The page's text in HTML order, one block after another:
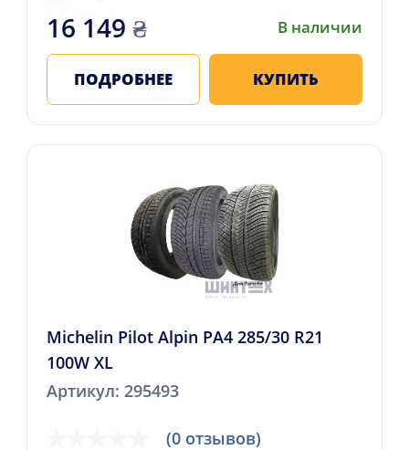
16 149 ₴ В наличии
ПОДРОБНЕЕ КУПИТЬ
Michelin Pilot Alpin PA4 285/30 R21
100W XL
Артикул: 295493
(0 отзывов)